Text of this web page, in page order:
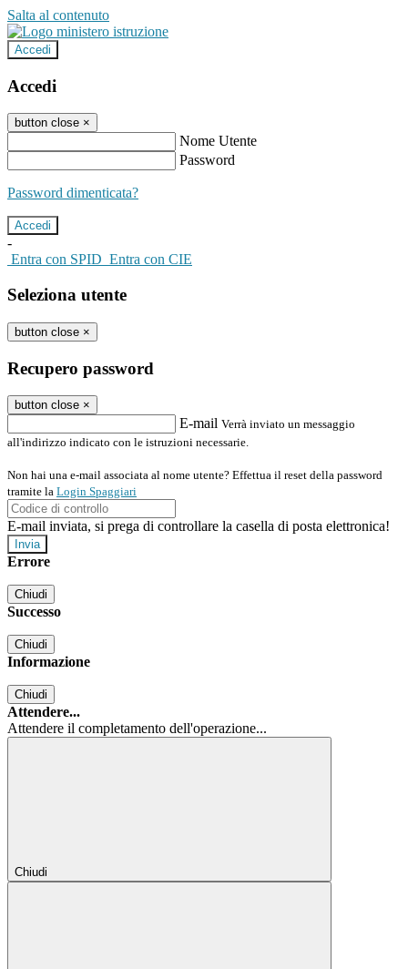
Salta al contenuto
Accedi
Accedi
button close ×
Nome Utente
Password
Password dimenticata?
-
Entra con SPID Entra con CIE
Seleziona utente
button close ×
Recupero password
button close ×
E-mail Verrà inviato un messaggio
all'indirizzo indicato con le istruzioni necessarie.
Non hai una e-mail associata al nome utente? Effettua il reset della password
tramite la Login Spaggiari
E-mail inviata, si prega di controllare la casella di posta elettronica!
Errore
Chiudi
Successo
Chiudi
Informazione
Chiudi
Attendere...
Attendere il completamento dell'operazione...
Chiudi